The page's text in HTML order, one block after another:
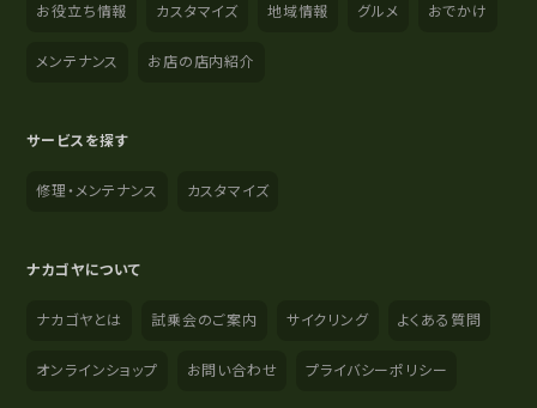
お役立ち情報 カスタマイズ 地域情報 グルメ おでかけ
メンテナンス お店の店内紹介
サービスを探す
修理・メンテナンス カスタマイズ
ナカゴヤについて
ナカゴヤとは 試乗会のご案内 サイクリング よくある質問
オンラインショップ お問い合わせ プライバシーポリシー